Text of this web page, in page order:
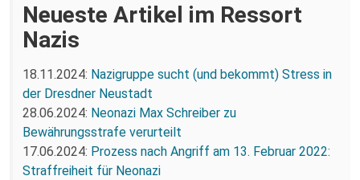
Neueste Artikel im Ressort
Nazis
18.11.2024: Nazigruppe sucht (und bekommt) Stress in
der Dresdner Neustadt
28.06.2024: Neonazi Max Schreiber zu
Bewährungsstrafe verurteilt
17.06.2024: Prozess nach Angriff am 13. Februar 2022:
Straffreiheit für Neonazi